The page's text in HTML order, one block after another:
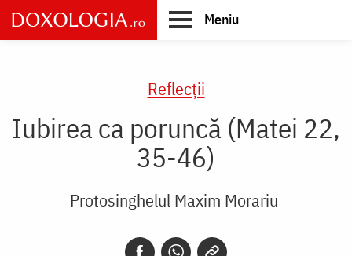
Skip
to
main
Meniu
Reflecții
Iubirea ca poruncă (Matei 22,
35-46)
Protosinghelul Maxim Morariu